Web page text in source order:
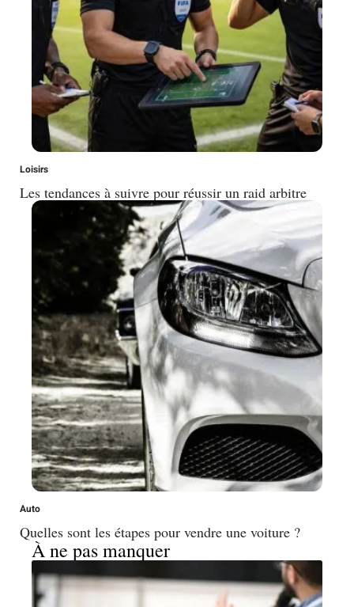
Loisirs
Les tendances à suivre pour réussir un raid arbitre
Auto
Quelles sont les étapes pour vendre une voiture ?
À ne pas manquer